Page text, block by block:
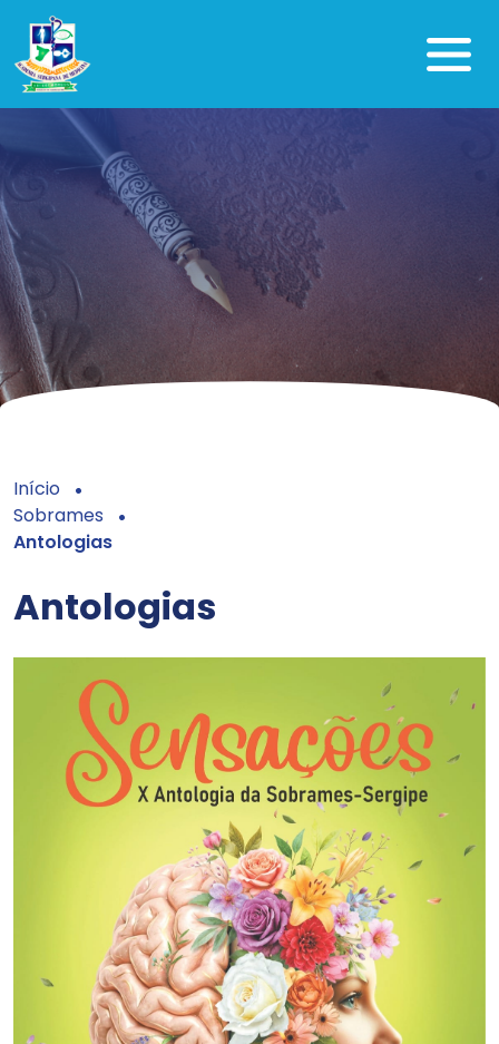
Início
Sobrames
Antologias
Antologias